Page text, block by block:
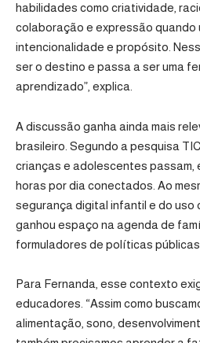
habilidades como criatividade,
colaboração e expressão quando
intencionalidade e propósito.
ser o destino e passa a ser uma
aprendizado”, explica.
A discussão ganha ainda mais
brasileiro. Segundo a pesquisa
crianças e adolescentes passam,
horas por dia conectados. Ao
segurança digital infantil e do
ganhou espaço na agenda de
formuladores de políticas públicas.
Para Fernanda, esse contexto
educadores. “Assim como
alimentação, sono,